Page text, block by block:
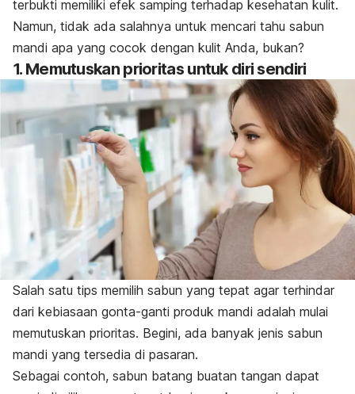
terbukti memiliki efek samping terhadap kesehatan kulit.
Namun, tidak ada salahnya untuk mencari tahu sabun
mandi apa yang cocok dengan kulit Anda, bukan?
1. Memutuskan prioritas untuk diri sendiri
Salah satu tips memilih sabun yang tepat agar terhindar
dari kebiasaan gonta-ganti produk mandi adalah mulai
memutuskan prioritas. Begini, ada banyak jenis sabun
mandi yang tersedia di pasaran.
Sebagai contoh, sabun batang buatan tangan dapat